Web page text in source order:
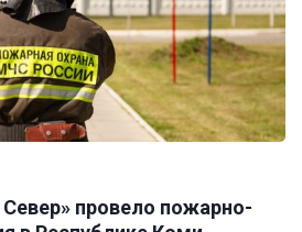
провело пожарно-